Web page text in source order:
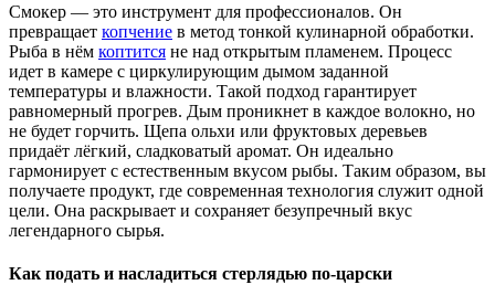
Смокер — это инструмент для профессионалов. Он
превращает копчение в метод тонкой кулинарной обработки.
Рыба в нём коптится не над открытым пламенем. Процесс
идет в камере с циркулирующим дымом заданной
температуры и влажности. Такой подход гарантирует
равномерный прогрев. Дым проникнет в каждое волокно, но
не будет горчить. Щепа ольхи или фруктовых деревьев
придаёт лёгкий, сладковатый аромат. Он идеально
гармонирует с естественным вкусом рыбы. Таким образом, вы
получаете продукт, где современная технология служит одной
цели. Она раскрывает и сохраняет безупречный вкус
легендарного сырья.
Как подать и насладиться стерлядью по-царски